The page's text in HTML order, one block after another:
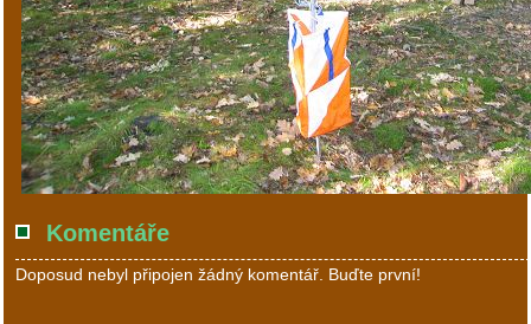
Komentáře
Doposud nebyl připojen žádný komentář. Buďte první!